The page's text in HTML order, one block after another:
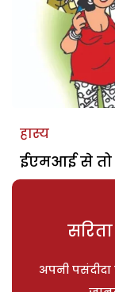
हास्य
ईएमआई से तो
अपनी